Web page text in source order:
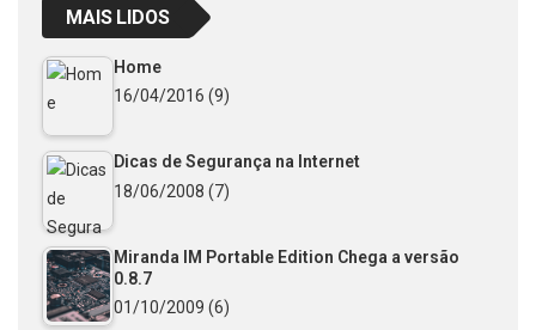
MAIS LIDOS
Home
16/04/2016 (9)
Dicas de Segurança na Internet
18/06/2008 (7)
Miranda IM Portable Edition Chega a versão
0.8.7
01/10/2009 (6)